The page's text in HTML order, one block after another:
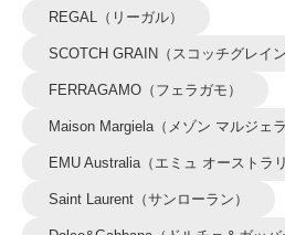
REGAL（リーガル）
SCOTCH GRAIN（スコッチグレイン
FERRAGAMO（フェラガモ）
Maison Margiela（メゾン マルジェラ
EMU Australia（エミュ オーストラリ
Saint Laurent（サンローラン）